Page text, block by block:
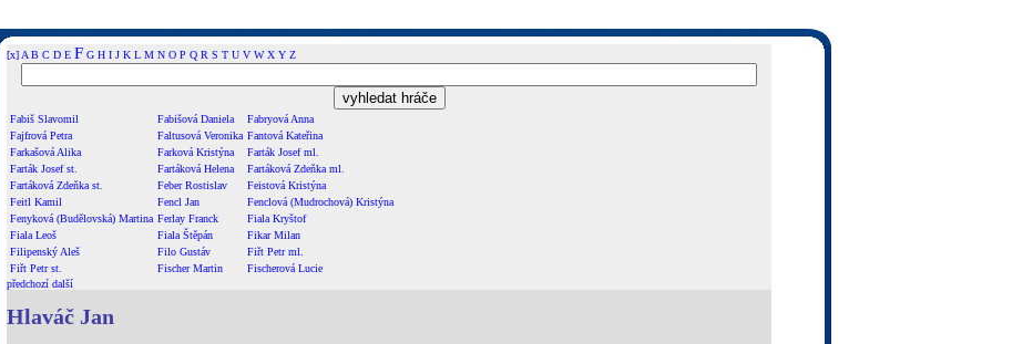
[x] A B C D E F G H I J K L M N O P Q R S T U V W X Y Z
Fabiš Slavomil Fabišová Daniela
Fabryová Anna
Fajfrová Petra
Faltusová Veronika Fantová Kateřina
Farkašová Alika
Farková Kristýna
Farták Josef ml.
Farták Josef st.
Fartáková Helena
Fartáková Zdeňka ml.
Fartáková Zdeňka st.
Feber Rostislav
Feistová Kristýna
Feitl Kamil
Fencl Jan
Fenclová (Mudrochová) Kristýna
Fenyková (Budělovská) Martina Ferlay Franck
Fiala Kryštof
Fiala Leoš
Fiala Štěpán
Fikar Milan
Filipenský Aleš
Filo Gustáv
Fiřt Petr ml.
Fiřt Petr st.
Fischer Martin
Fischerová Lucie
předchozí další
Hlaváč Jan